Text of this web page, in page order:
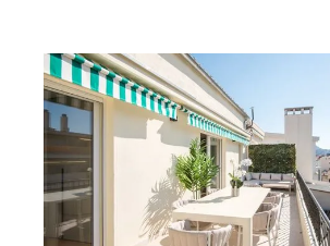
NICE 06
53,20 m2, 3 pièces
Ref : 2303
Appartement F3 à vendre
795 000 €